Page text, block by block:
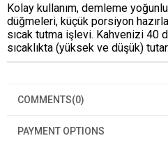
Kolay kullanım, demleme
düğmeleri, küçük porsiyon
sıcak tutma işlevi. Kahvenizi 40
sıcaklıkta (yüksek ve düşük) tutar.
COMMENTS(0)
PAYMENT OPTIONS